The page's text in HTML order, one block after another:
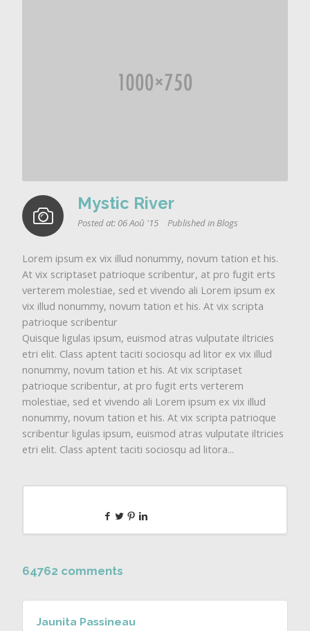
Mystic River
Posted at: 06 Aoû '15 Published inBlogs
Lorem ipsum ex vix illud nonummy, novum tation et his.
At vix scriptaset patrioque scribentur, at pro fugit erts
verterem molestiae, sed et vivendo ali Lorem ipsum ex
vix illud nonummy, novum tation et his. At vix scripta
patrioque scribentur
Quisque ligulas ipsum, euismod atras vulputate iltricies
etri elit. Class aptent taciti sociosqu ad litor ex vix illud
nonummy, novum tation et his. At vix scriptaset
patrioque scribentur, at pro fugit erts verterem
molestiae, sed et vivendo ali Lorem ipsum ex vix illud
nonummy, novum tation et his. At vix scripta patrioque
scribentur ligulas ipsum, euismod atras vulputate iltricies
etri elit. Class aptent taciti sociosqu ad litora...
64762 comments
Jaunita Passineau